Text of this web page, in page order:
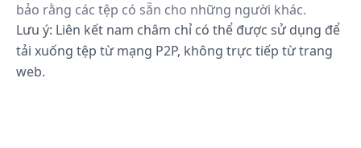
bảo rằng các tệp có sẵn cho những người khác.
Lưu ý: Liên kết nam châm chỉ có thể được sử dụng để
tải xuống tệp từ mạng P2P, không trực tiếp từ trang
web.